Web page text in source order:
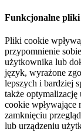
Funkcjonalne pliki
Pliki cookie
przypomnienie
użytkownika lub
język, wyrażone
lepszych i bardziej
także
cookie wpływające
zamknięciu
lub urządzeniu